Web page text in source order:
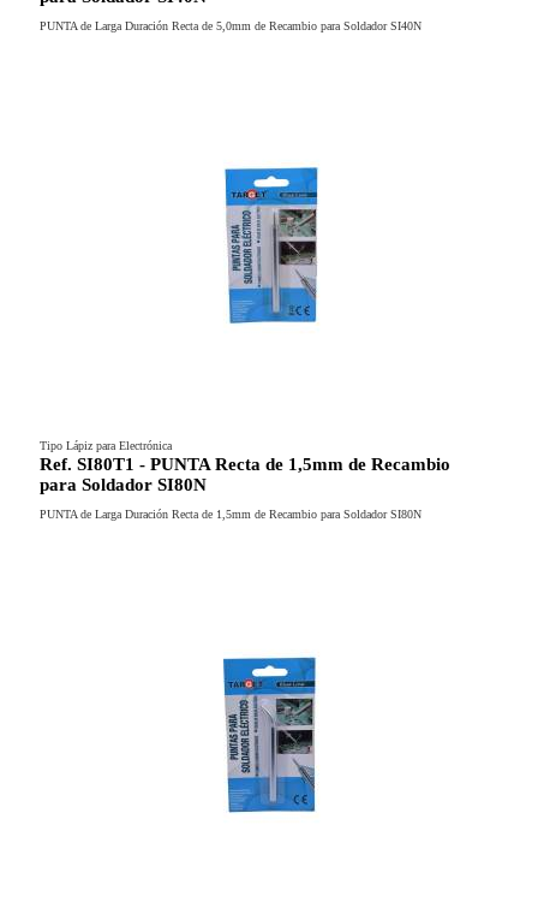
PUNTA de Larga Duración Recta de 5,0mm de Recambio para Soldador SI40N
Tipo Lápiz para Electrónica
Ref. SI80T1 - PUNTA Recta de 1,5mm de Recambio
para Soldador SI80N
PUNTA de Larga Duración Recta de 1,5mm de Recambio para Soldador SI80N